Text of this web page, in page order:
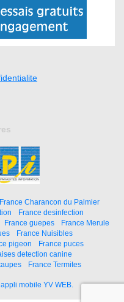
France Charancon du Palmier
France desinfection
France guepes
France Merule
France Nuisibles
pigeon
France puces
detection canine
France Termites
mobile YV WEB.